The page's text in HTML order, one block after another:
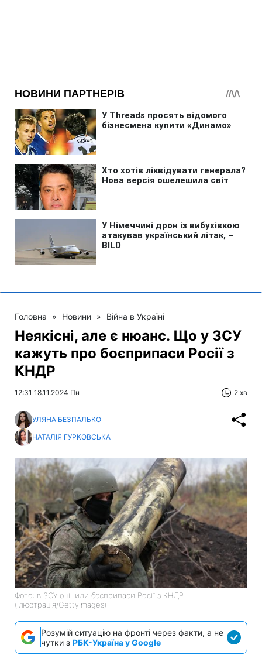
Головна » Новини » Війна в Україні
Неякісні, але є нюанс. Що у ЗСУ
кажуть про боєприпаси Росії з
КНДР
12:31 18.11.2024 Пн 2 хв
УЛЯНА БЕЗПАЛЬКО
НАТАЛІЯ ГУРКОВСЬКА
Фото: в ЗСУ оцінили боєприпаси Росії з КНДР
(ілюстрація/GettyImages)
Розумій ситуацію на фронті через факти, а не
чутки з РБК-Україна у Google